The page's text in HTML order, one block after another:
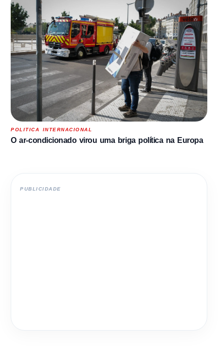
POLITICA INTERNACIONAL
O ar-condicionado virou uma briga política na Europa
PUBLICIDADE